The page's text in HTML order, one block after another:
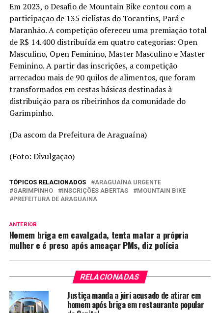
Em 2023, o Desafio de Mountain Bike contou com a
participação de 135 ciclistas do Tocantins, Pará e
Maranhão. A competição ofereceu uma premiação total
de R$ 14.400 distribuída em quatro categorias: Open
Masculino, Open Feminino, Master Masculino e Master
Feminino. A partir das inscrições, a competição
arrecadou mais de 90 quilos de alimentos, que foram
transformados em cestas básicas destinadas à
distribuição para os ribeirinhos da comunidade do
Garimpinho.
(Da ascom da Prefeitura de Araguaína)
(Foto: Divulgação)
TÓPICOS RELACIONADOS
ARAGUAÍNA URGENTE
GARIMPINHO
INSCRIÇÕES ABERTAS
MOUNTAIN BIKE
PREFEITURA DE ARAGUAINA
ANTERIOR
Homem briga em cavalgada, tenta matar a própria
mulher e é preso após ameaçar PMs, diz polícia
RELACIONADAS
Justiça manda a júri acusado de atirar em
homem após briga em restaurante popular